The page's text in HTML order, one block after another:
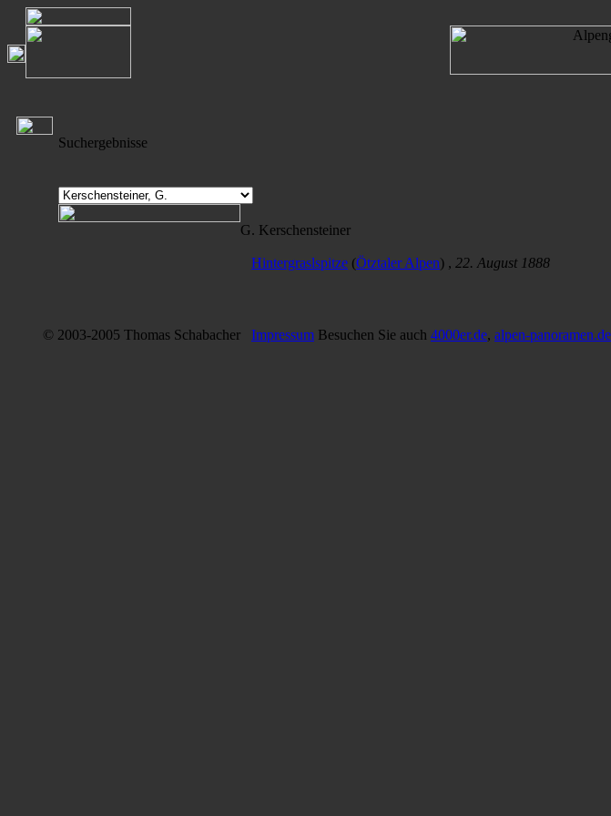
Suchergebnisse
G. Kerschensteiner
Hintergraslspitze (Ötztaler Alpen) , 22. August 1888
© 2003-2005 Thomas Schabacher Impressum Besuchen Sie auch 4000er.de, alpen-panoramen.de